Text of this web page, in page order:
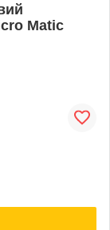
Matic